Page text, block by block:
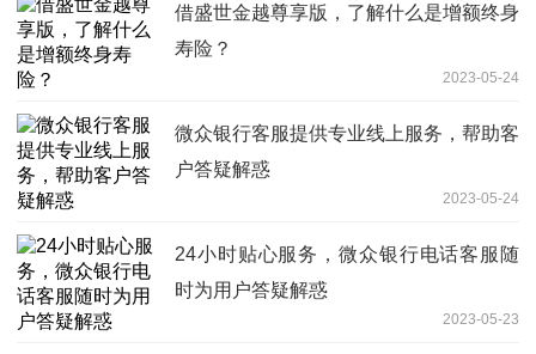
借盛世金越尊享版，了解什么是增额终身
寿险？
2023-05-24
微众银行客服提供专业线上服务，帮助客
户答疑解惑
2023-05-24
24小时贴心服务，微众银行电话客服随
时为用户答疑解惑
2023-05-23